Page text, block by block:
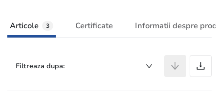
Articole 3 Certificate Informatii despre
Filtreaza dupa: